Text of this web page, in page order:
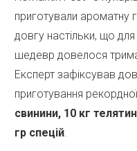
приготували ароматну
довгу настільки, що для
шедевр довелося
Експерт зафіксував
приготування
свинини, 10 кг
гр спецій.